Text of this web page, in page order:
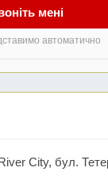
мені
автоматично
City, бул.